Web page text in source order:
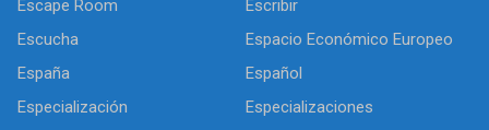
Escape Room
Escribir
Escucha
Espacio Económico Europeo
España
Español
Especialización
Especializaciones